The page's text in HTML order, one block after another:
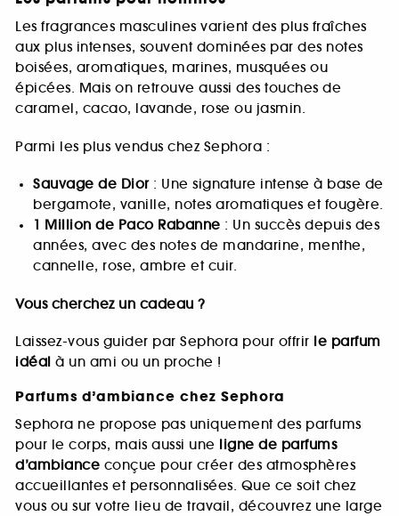
Les fragrances masculines varient des plus fraîches
aux plus intenses, souvent dominées par des notes
boisées, aromatiques, marines, musquées ou
épicées. Mais on retrouve aussi des touches de
caramel, cacao, lavande, rose ou jasmin.
Parmi les plus vendus chez Sephora :
Sauvage de Dior: Une signature intense à base de
bergamote, vanille, notes aromatiques et fougère.
1 Million de Paco Rabanne : Un succès depuis des
années, avec des notes de mandarine, menthe,
cannelle, rose, ambre et cuir.
Vous cherchez un cadeau ?
Laissez-vous guider par Sephora pour offrir le parfum
idéal à un ami ou un proche !
Parfums d’ambiance chez Sephora
Sephora ne propose pas uniquement des parfums
pour le corps, mais aussi une ligne de parfums
d’ambiance conçue pour créer des atmosphères
accueillantes et personnalisées. Que ce soit chez
vous ou sur votre lieu de travail, découvrez une large